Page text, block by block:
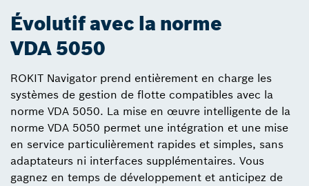
Évolutif avec la norme
VDA 5050
ROKIT Navigator prend entièrement en charge les
systèmes de gestion de flotte compatibles avec la
norme VDA 5050. La mise en œuvre intelligente de la
norme VDA 5050 permet une intégration et une mise
en service particulièrement rapides et simples, sans
adaptateurs ni interfaces supplémentaires. Vous
gagnez en temps de développement et anticipez de